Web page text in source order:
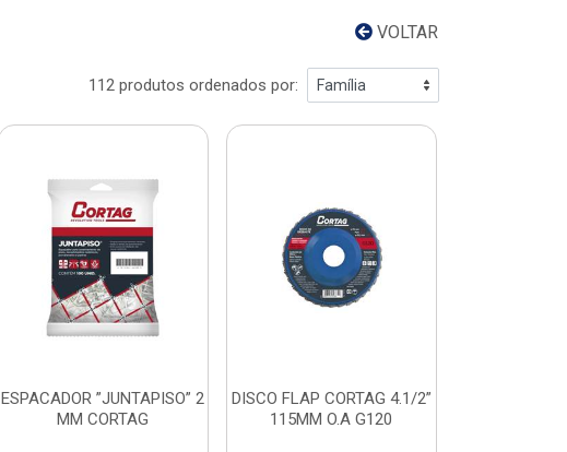
VOLTAR
112 produtos ordenados por:
ESPACADOR ”JUNTAPISO” 2
MM CORTAG
DISCO FLAP CORTAG 4.1/2”
115MM O.A G120